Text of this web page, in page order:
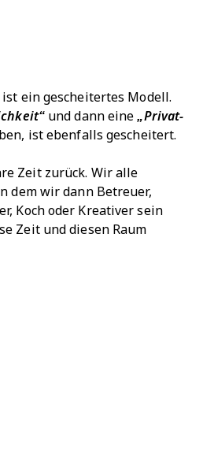
ein gescheitertes Modell.
und dann eine„Privat-
ist ebenfalls gescheitert.
Zeit zurück. Wir alle
dem wir dann Betreuer,
Koch oder Kreativer sein
Zeit und diesen Raum